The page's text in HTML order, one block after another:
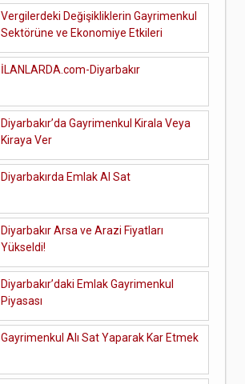
Vergilerdeki Değişikliklerin Gayrimenkul
Sektörüne ve Ekonomiye Etkileri
İLANLARDA.com-Diyarbakır
Diyarbakır’da Gayrimenkul Kirala Veya
Kiraya Ver
Diyarbakırda Emlak Al Sat
Diyarbakır Arsa ve Arazi Fiyatları
Yükseldi!
Diyarbakır’daki Emlak Gayrimenkul
Piyasası
Gayrimenkul Alı Sat Yaparak Kar Etmek